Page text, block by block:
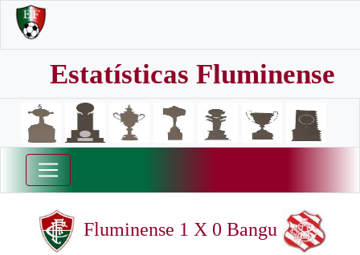
Estatísticas Fluminense
Fluminense 1 X 0 Bangu